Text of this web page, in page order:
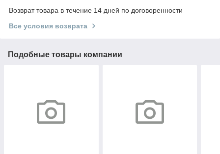
Возврат товара в течение 14 дней по договоренности
Все условия возврата
Подобные товары компании